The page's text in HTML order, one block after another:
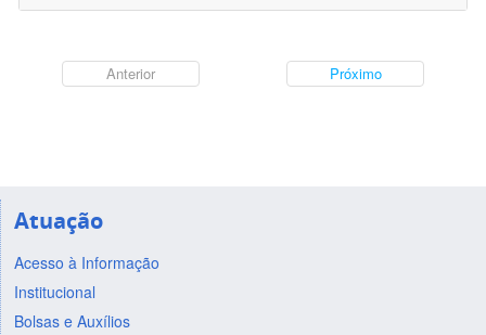
Anterior Próximo
Atuação
Acesso à Informação
Institucional
Bolsas e Auxílios